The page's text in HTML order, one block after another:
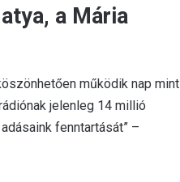
a Mária
működik nap mint
jelenleg 14 millió
fenntartását” –